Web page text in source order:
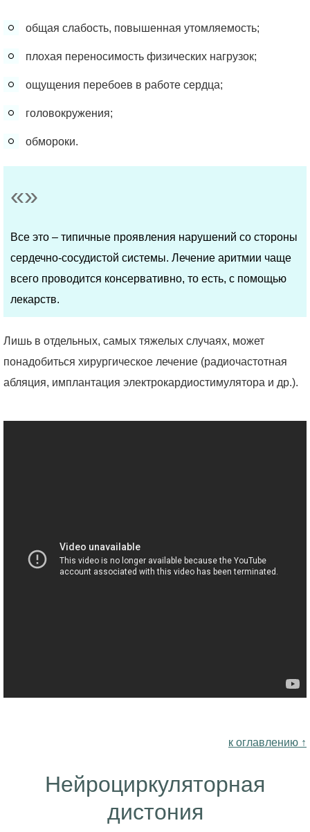
общая слабость, повышенная утомляемость;
плохая переносимость физических нагрузок;
ощущения перебоев в работе сердца;
головокружения;
обмороки.
Все это – типичные проявления нарушений со стороны
сердечно-сосудистой системы. Лечение аритмии чаще
всего проводится консервативно, то есть, с помощью
лекарств.
Лишь в отдельных, самых тяжелых случаях, может
понадобиться хирургическое лечение (радиочастотная
абляция, имплантация электрокардиостимулятора и др.).
к оглавлению ↑
Нейроциркуляторная
дистония